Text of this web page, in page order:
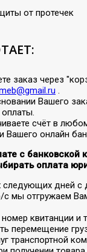
от протечек
заказ через
.
Вашего
счёт в
Вашего онлайн
с банковской
оплата
следующих дней с
с мы отгружаем
квитанции и
перемещение
транспортной